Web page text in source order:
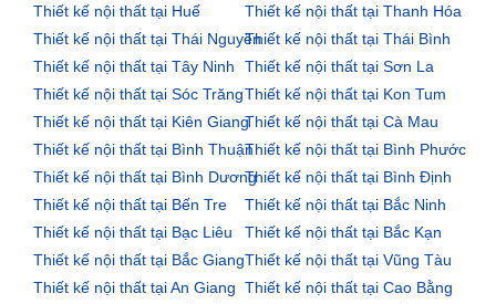
Thiết kế nội thất tại Huế
Thiết kế nội thất tại Thanh Hóa
Thiết kế nội thất tại Thái NguyênThiết kế nội thất tại Thái Bình
Thiết kế nội thất tại Tây Ninh
Thiết kế nội thất tại Sơn La
Thiết kế nội thất tại Sóc TrăngThiết kế nội thất tại Kon Tum
Thiết kế nội thất tại Kiên GiangThiết kế nội thất tại Cà Mau
Thiết kế nội thất tại Bình ThuậnThiết kế nội thất tại Bình Phước
Thiết kế nội thất tại Bình DươngThiết kế nội thất tại Bình Định
Thiết kế nội thất tại Bến Tre
Thiết kế nội thất tại Bắc Ninh
Thiết kế nội thất tại Bạc Liêu
Thiết kế nội thất tại Bắc Kạn
Thiết kế nội thất tại Bắc GiangThiết kế nội thất tại Vũng Tàu
Thiết kế nội thất tại An Giang Thiết kế nội thất tại Cao Bằng